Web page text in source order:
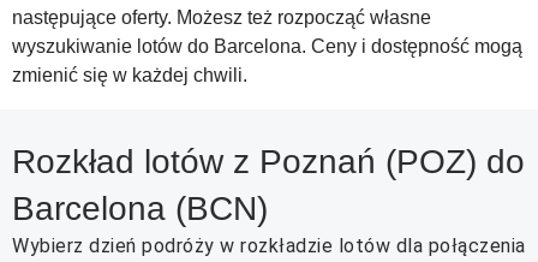
następujące oferty. Możesz też rozpocząć własne
wyszukiwanie lotów do Barcelona. Ceny i dostępność mogą
zmienić się w każdej chwili.
Rozkład lotów z Poznań (POZ) do
Barcelona (BCN)
Wybierz dzień podróży w rozkładzie lotów dla połączenia